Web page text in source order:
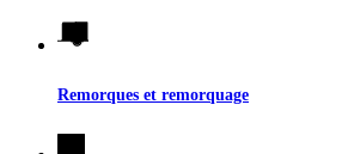
Remorques et remorquage